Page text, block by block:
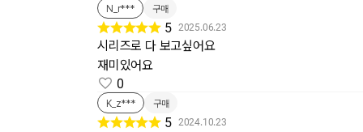
N_r*** 구매
5 2025.06.23
시리즈로 다 보고싶어요
재미있어요
0
K_z*** 구매
5 2024.10.23